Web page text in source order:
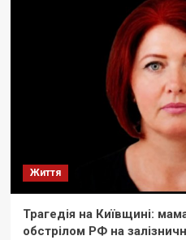
Життя
Трагедія на Київщині:
обстрілом РФ на